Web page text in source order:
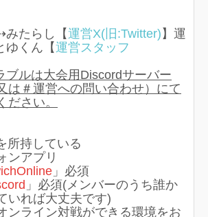
みたらし【運営X(旧:Twitter) 】運
ゆくん【運営スタッフ
ブルは大会用Discordサーバー
は＃運営への問い合わせ）にて
ださい。
所持している
ンアプリ
」必須
」必須(メンバーのうち誰か
いれば大丈夫です)
ンライン対戦ができる環境をお